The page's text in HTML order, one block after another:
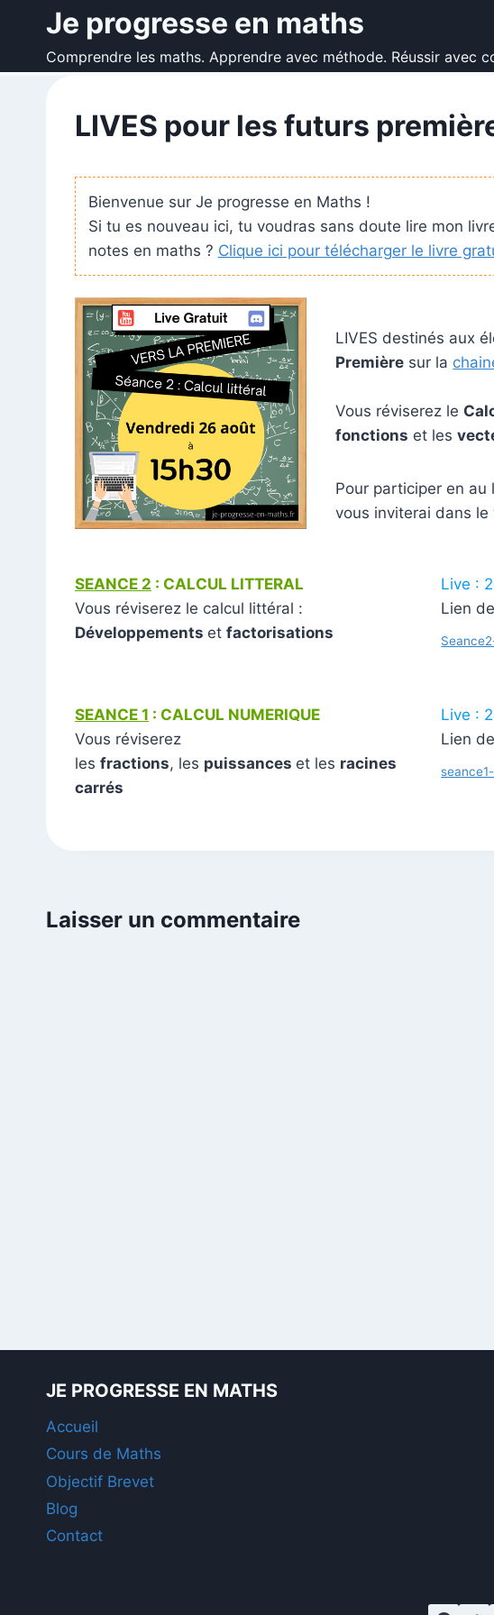
contenu
Je progresse en maths
Comprendre les maths. Apprendre avec méthode. Réussir avec
LIVES pour les futurs
Bienvenue sur Je progresse en Maths !
Si tu es nouveau ici, tu voudras sans doute lire mon
notes en maths ? Clique ici pour télécharger le livre
LIVES destinés aux
Première sur la
Vous réviserez le
fonctions et les
Pour participer en au
vous inviterai dans le
SEANCE 2 : CALCUL LITTERAL
Vous réviserez le calcul littéral :
Développements et factorisations
Live :
Lien
SEANCE 1 : CALCUL NUMERIQUE
Vous réviserez
les fractions, les puissances et les racines
carrés
Live :
Lien
Laisser un commentaire
JE PROGRESSE EN MATHS
Accueil
Cours de Maths
Objectif Brevet
Blog
Contact